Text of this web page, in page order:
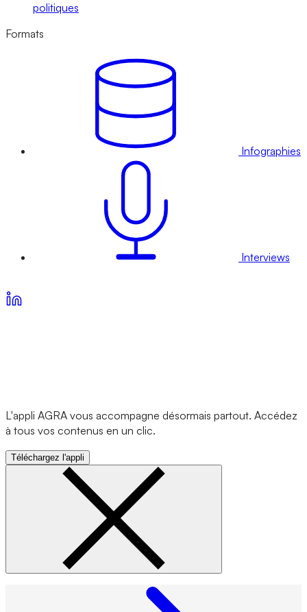
politiques
Formats
Infographies
Interviews
L'appli AGRA vous accompagne désormais partout. Accédez
à tous vos contenus en un clic.
Téléchargez l'appli